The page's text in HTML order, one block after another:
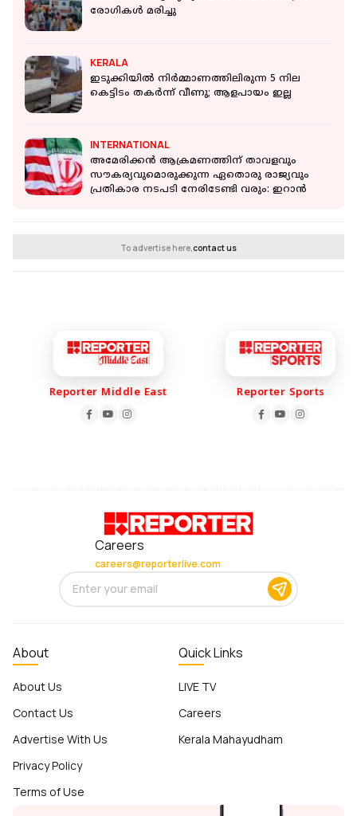
രോഗികള്‍ മരിച്ചു
KERALA
ഇടുക്കിയില്‍ നിര്‍മ്മാണത്തിലിരുന്ന 5 നില
കെട്ടിടം തകര്‍ന്ന് വീണു; ആളപായം ഇല്ല
INTERNATIONAL
അമേരിക്കൻ ആക്രമണത്തിന് താവളവും
സൗകര്യവുമൊരുക്കുന്ന ഏതൊരു രാജ്യവും
പ്രതികാര നടപടി നേരിടേണ്ടി വരും: ഇറാൻ
To advertise here,contact us
Reporter Middle East Reporter Sports
Careers
careers@reporterlive.com
About
About Us
Contact Us
Advertise With Us
Privacy Policy
Terms of Use
Quick Links
LIVE TV
Careers
Kerala Mahayudham